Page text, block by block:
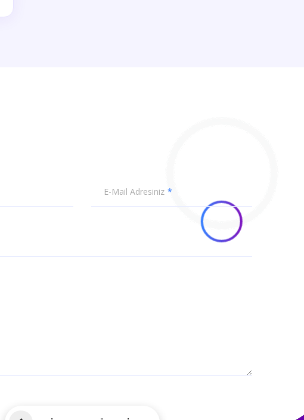
E-Mail Adresiniz